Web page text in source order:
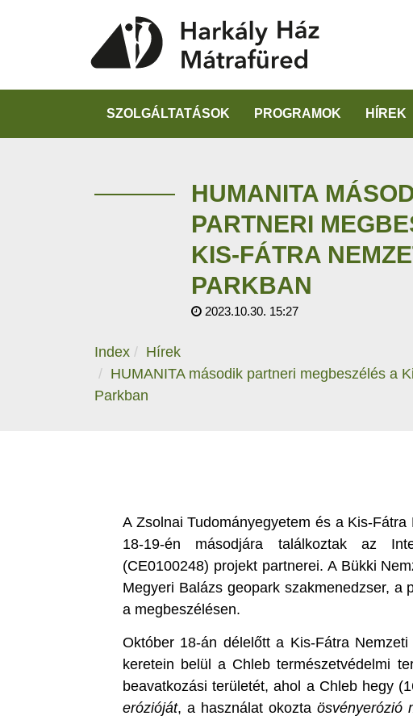
SZOLGÁLTATÁSOK PROGRAMOK HÍREK
HUMANITA
PARTNERI
KIS-FÁTRA
PARKBAN
2023.10.30. 15:27
Index
Hírek
HUMANITA második partneri megbeszélés a
Parkban
A Zsolnai Tudományegyetem és a Kis-
18-19-én másodjára találkoztak az
(CE0100248) projekt partnerei. A Bükki
Megyeri Balázs geopark szakmenedzser, a
a megbeszélésen.
Október 18-án délelőtt a Kis-Fátra
keretein belül a Chleb természetvédelmi
beavatkozási területét, ahol a Chleb hegy
erózióját, a használat okozta ösvényerózió